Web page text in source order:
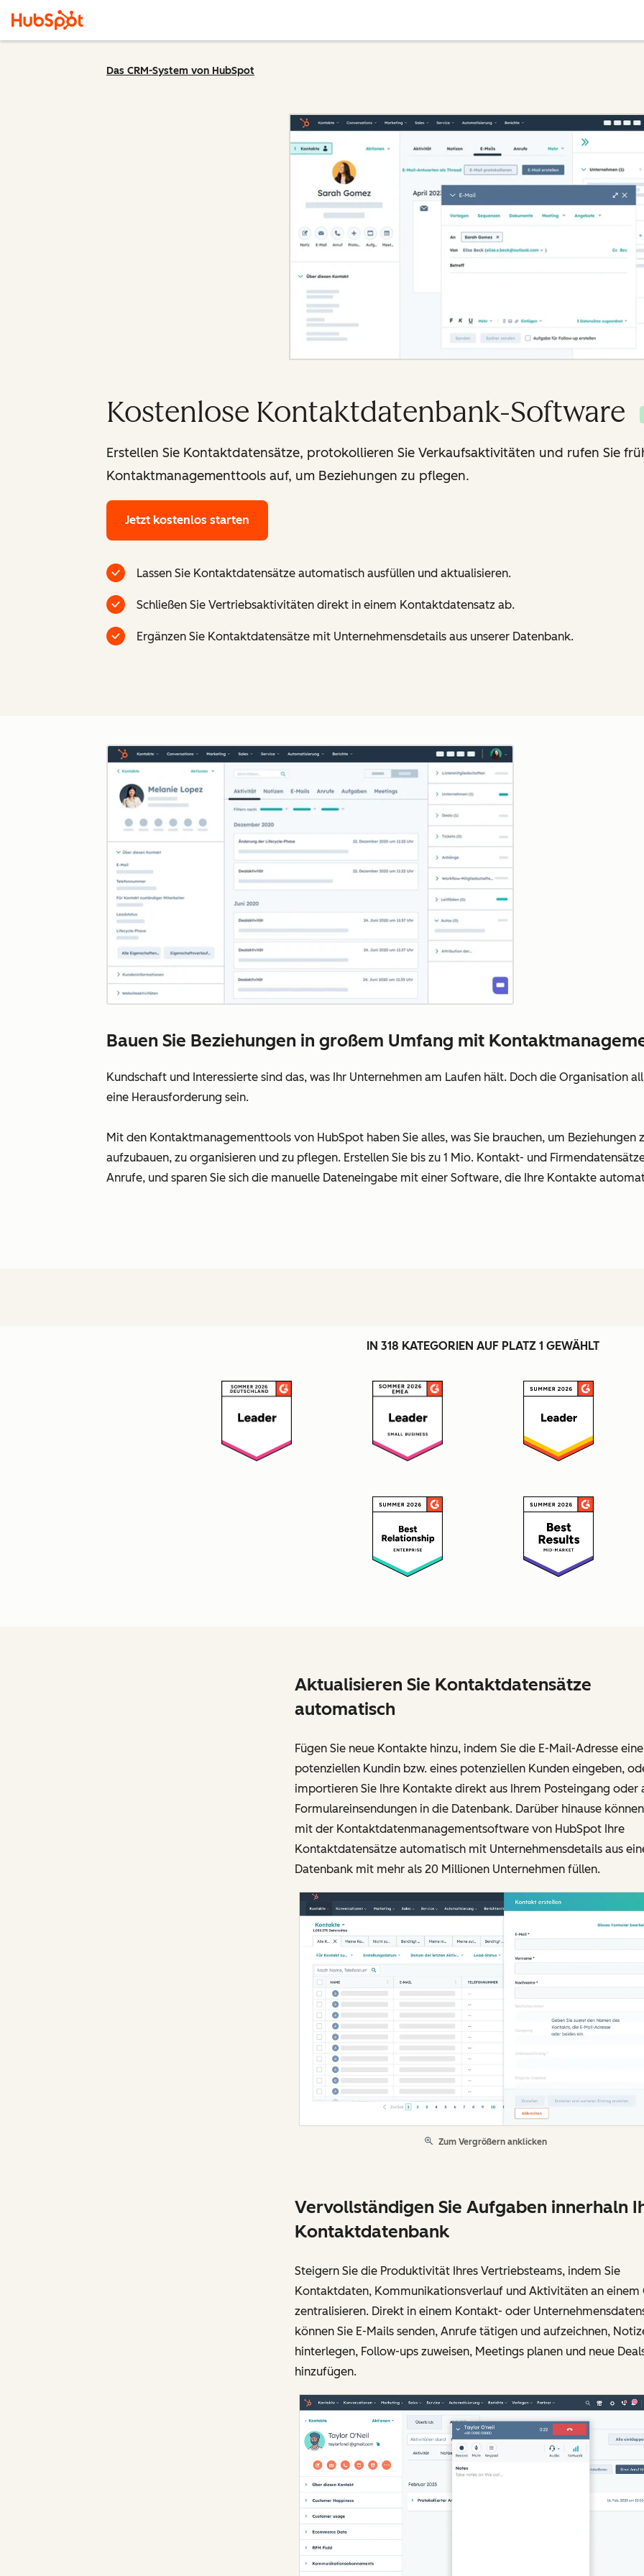
Das CRM-System von HubSpot
Kostenlose Kontaktdatenbank-Software
Erstellen Sie Kontaktdatensätze, protokollieren Sie Verkaufsaktivitäten und rufen Sie
Kontaktmanagementtools auf, um Beziehungen zu pflegen.
Jetzt kostenlos starten
Lassen Sie Kontaktdatensätze automatisch ausfüllen und aktualisieren.
Schließen Sie Vertriebsaktivitäten direkt in einem Kontaktdatensatz ab.
Ergänzen Sie Kontaktdatensätze mit Unternehmensdetails aus unserer Datenbank.
Bauen Sie Beziehungen in großem Umfang mit
Kundschaft und Interessierte sind das, was Ihr Unternehmen am Laufen hält. Doch die Organisation
eine Herausforderung sein.
Mit den Kontaktmanagementtools von HubSpot haben Sie alles, was Sie brauchen, um Beziehungen
aufzubauen, zu organisieren und zu pflegen. Erstellen Sie bis zu 1 Mio. Kontakt- und
Anrufe, und sparen Sie sich die manuelle Dateneingabe mit einer Software, die Ihre Kontakte
IN 318 KATEGORIEN AUF PLATZ 1 GEWÄHLT
Aktualisieren Sie Kontaktdatensätze
automatisch
Fügen Sie neue Kontakte hinzu, indem Sie die E-Mail-Adresse
potenziellen Kundin bzw. eines potenziellen Kunden eingeben,
importieren Sie Ihre Kontakte direkt aus Ihrem Posteingang oder
Formulareinsendungen in die Datenbank. Darüber hinause
mit der Kontaktdatenmanagementsoftware von HubSpot Ihre
Kontaktdatensätze automatisch mit Unternehmensdetails aus
Datenbank mit mehr als 20 Millionen Unternehmen füllen.
Zum Vergrößern anklicken
Vervollständigen Sie Aufgaben innerhaln
Kontaktdatenbank
Steigern Sie die Produktivität Ihres Vertriebsteams, indem Sie
Kontaktdaten, Kommunikationsverlauf und Aktivitäten an einem
zentralisieren. Direkt in einem Kontakt- oder
können Sie E-Mails senden, Anrufe tätigen und aufzeichnen,
hinterlegen, Follow-ups zuweisen, Meetings planen und neue
hinzufügen.